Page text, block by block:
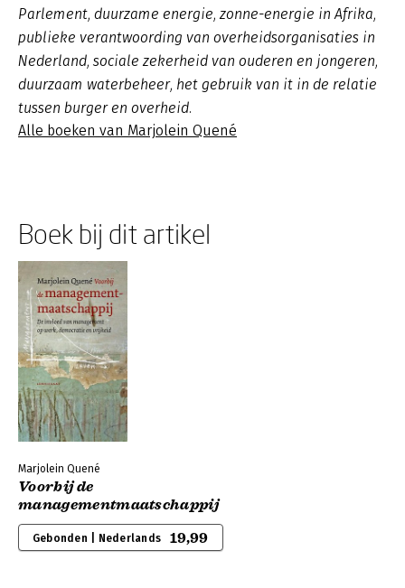
Parlement, duurzame energie, zonne-energie in Afrika,
publieke verantwoording van overheidsorganisaties in
Nederland, sociale zekerheid van ouderen en jongeren,
duurzaam waterbeheer, het gebruik van it in de relatie
tussen burger en overheid.
Alle boeken van Marjolein Quené
Boek bij dit artikel
Marjolein Quené
Voorbij de
managementmaatschappij
Gebonden | Nederlands 19,99